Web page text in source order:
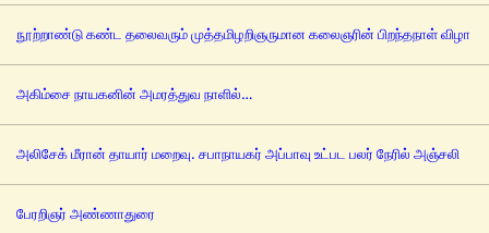
நூற்றாண்டு கண்ட தலைவரும் முத்தமிழறிஞருமான கலைஞரின் பிறந்தநாள் விழா
அகிம்சை நாயகனின் அமரத்துவ நாளில்…
அலிசேக் மீரான் தாயார் மறைவு. சபாநாயகர் அப்பாவு உட்பட பலர் நேரில் அஞ்சலி
பேரறிஞர் அண்ணாதுரை